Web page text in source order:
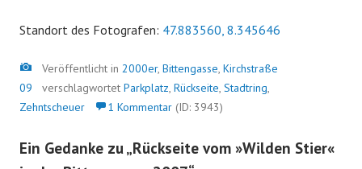
Standort des Fotografen: 47.883560, 8.345646
Bild
Veröffentlicht in 2000er, Bittengasse, Kirchstraße
09
verschlagwortet Parkplatz, Rückseite, Stadtring,
Zehntscheuer
1 Kommentar (ID: 3943)
Ein Gedanke zu „Rückseite vom »Wilden Stier«